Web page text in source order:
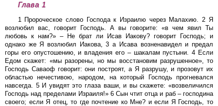
Глава 1
1 Пророческое слово Господа к Израилю через Малахию. 2 Я
возлюбил вас, говорит Господь. А вы говорите: «в чем явил Ты
любовь к нам?» – Не брат ли Исав Иакову? говорит Господь; и
однако же Я возлюбил Иакова, 3 а Исава возненавидел и предал
горы его опустошению, и владения его – шакалам пустыни. 4 Если
Едом скажет: «мы разорены, но мы восстановим разрушенное», то
Господь Саваоф говорит: они построят, а Я разрушу, и прозовут их
областью нечестивою, народом, на который Господь прогневался
навсегда. 5 И увидят это глаза ваши, и вы скажете: «возвеличился
Господь над пределами Израиля!» 6 Сын чтит отца и раб – господина
своего; если Я отец, то где почтение ко Мне? и если Я Господь, то